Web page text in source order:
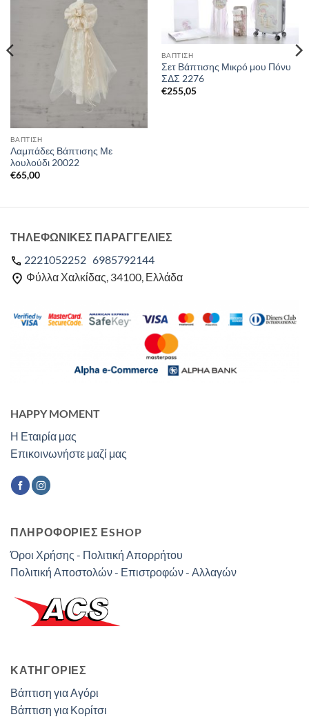
ΒΑΠΤΙΣΗ
Λαμπάδες Βάπτισης Με
λουλούδι 20022
€65,00
ΒΑΠΤΙΣΗ
Σετ Βάπτισης Μικρό μου Πόνυ
ΣΔΣ 2276
€255,05
HAPPY MOMENT
Η Εταιρία μας
Επικοινωνήστε μαζί μας
ΠΛΗΡΟΦΟΡΙΕΣ ΕSHOP
Όροι Χρήσης - Πολιτική Απορρήτου
Πολιτική Αποστολών - Επιστροφών - Αλλαγών
ΤΗΛΕΦΩΝΙΚΕΣ ΠΑΡΑΓΓΕΛΙΕΣ
2221052252 6985792144
Φύλλα Χαλκίδας, 34100, Ελλάδα
ΚΑΤΗΓΟΡΊΕΣ
Βάπτιση για Αγόρι
Βάπτιση για Κορίτσι